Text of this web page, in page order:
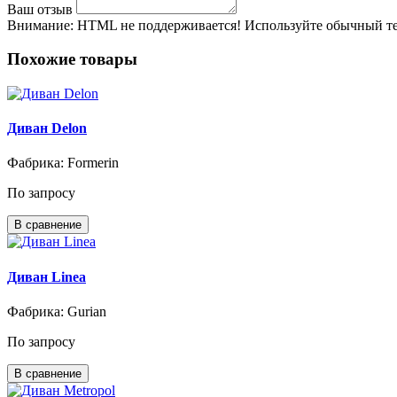
Ваш отзыв
Внимание: HTML не поддерживается! Используйте обычный
Похожие товары
Диван Delon
Фабрика: Formerin
По запросу
В сравнение
Диван Linea
Фабрика: Gurian
По запросу
В сравнение